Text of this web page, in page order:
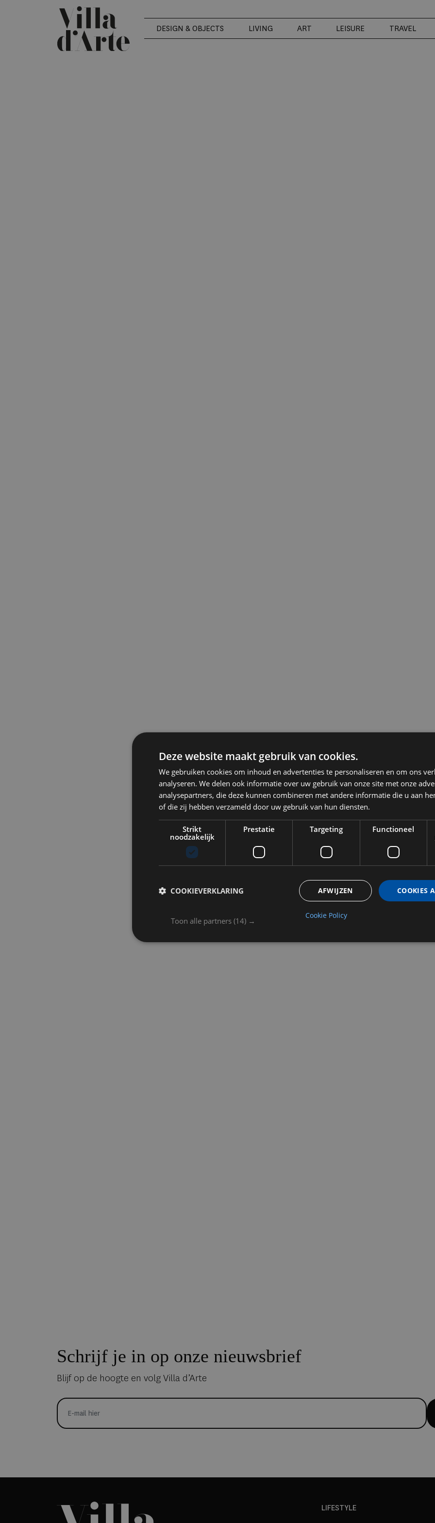
DESIGN & OBJECTS LIVING ART LEISURE TRAVEL
Schrijf je in op onze nieuwsbrief
Blijf op de hoogte en volg Villa d’Arte
LIFESTYLE
Deze website maakt gebruik van cookies.
We gebruiken cookies om inhoud en advertenties te personaliseren en om ons
analyseren. We delen ook informatie over uw gebruik van onze site met onze
analysepartners, die deze kunnen combineren met andere informatie die u aan
of die zij hebben verzameld door uw gebruik van hun diensten.
Toon alle partners (14) →
Strikt
noodzakelijk
Prestatie Targeting Functioneel
COOKIES
AFWIJZEN
COOKIEVERKLARING
Cookie Policy